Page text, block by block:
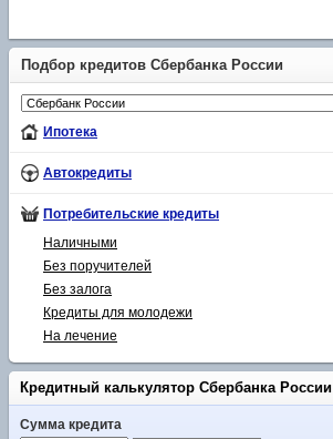
Подбор кредитов Сбербанка России
Ипотека
Автокредиты
Потребительские кредиты
Наличными
Без поручителей
Без залога
Кредиты для молодежи
На лечение
Кредитный калькулятор Сбербанка России
Сумма кредита